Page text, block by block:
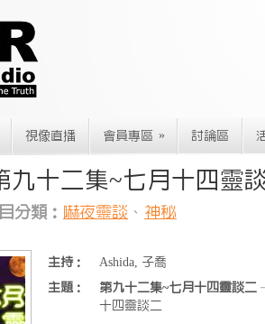
視像直播 會員專區 » 討論區
九十二集~七月十四靈
分類： 嚇夜靈談 、 神秘
主持：
Ashida, 子喬
主題：
第九十二集~七月十四靈談二
十四靈談二